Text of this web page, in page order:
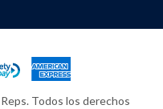
Todos los derechos